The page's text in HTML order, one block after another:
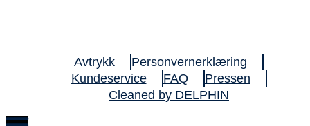
Avtrykk
Personvernerklæring
Kundeservice
FAQ
Pressen
Cleaned by DELPHIN